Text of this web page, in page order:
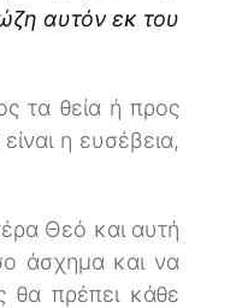
αυτόν εκ του
τα θεία ή προς
η ευσέβεια,
Θεό και αυτή
άσχημα και να
θα πρέπει κάθε